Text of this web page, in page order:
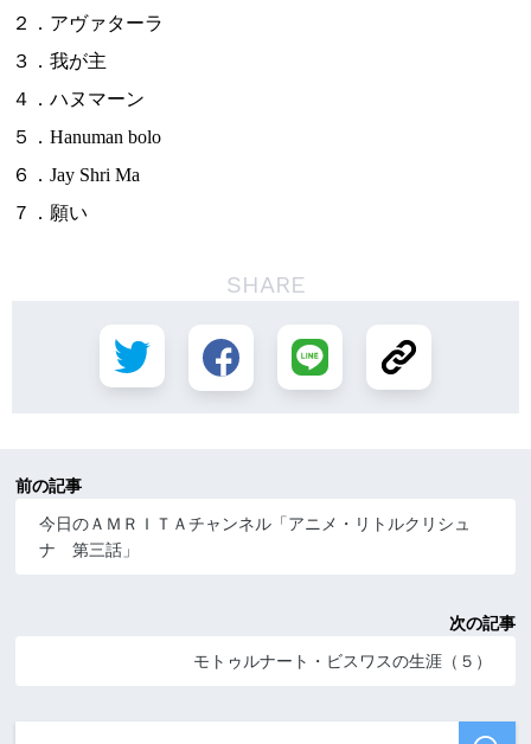
２．アヴァターラ
３．我が主
４．ハヌマーン
５．Hanuman bolo
６．Jay Shri Ma
７．願い
SHARE
前の記事
今日のＡＭＲＩＴＡチャンネル「アニメ・リトルクリシュ
ナ 第三話」
次の記事
モトゥルナート・ビスワスの生涯（５）